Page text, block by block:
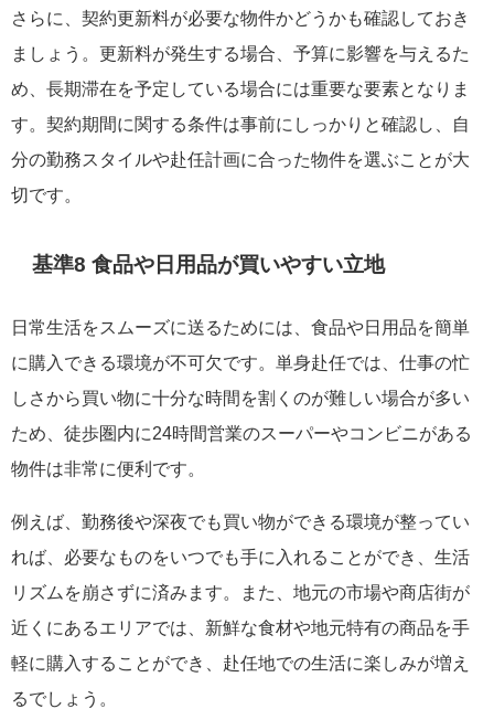
さらに、契約更新料が必要な物件かどうかも確認しておき
ましょう。更新料が発生する場合、予算に影響を与えるた
め、長期滞在を予定している場合には重要な要素となりま
す。契約期間に関する条件は事前にしっかりと確認し、自
分の勤務スタイルや赴任計画に合った物件を選ぶことが大
切です。
基準8 食品や日用品が買いやすい立地
日常生活をスムーズに送るためには、食品や日用品を簡単
に購入できる環境が不可欠です。単身赴任では、仕事の忙
しさから買い物に十分な時間を割くのが難しい場合が多い
ため、徒歩圏内に24時間営業のスーパーやコンビニがある
物件は非常に便利です。
例えば、勤務後や深夜でも買い物ができる環境が整ってい
れば、必要なものをいつでも手に入れることができ、生活
リズムを崩さずに済みます。また、地元の市場や商店街が
近くにあるエリアでは、新鮮な食材や地元特有の商品を手
軽に購入することができ、赴任地での生活に楽しみが増え
るでしょう。